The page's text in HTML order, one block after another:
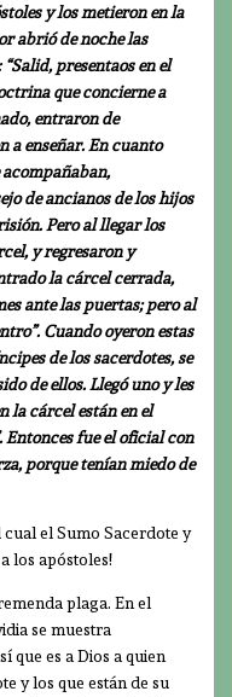
y los metieron en la
abrió de noche las
presentaos en el
que concierne a
entraron de
a enseñar. En cuanto
acompañaban,
de ancianos de los hijos
Pero al llegar los
y regresaron y
la cárcel cerrada,
ante las puertas; pero al
Cuando oyeron estas
de los sacerdotes, se
de ellos. Llegó uno y les
la cárcel están en el
Entonces fue el oficial con
porque tenían miedo de
el Sumo Sacerdote y
los apóstoles!
plaga. En el
se muestra
que es a Dios a quien
y los que están de su